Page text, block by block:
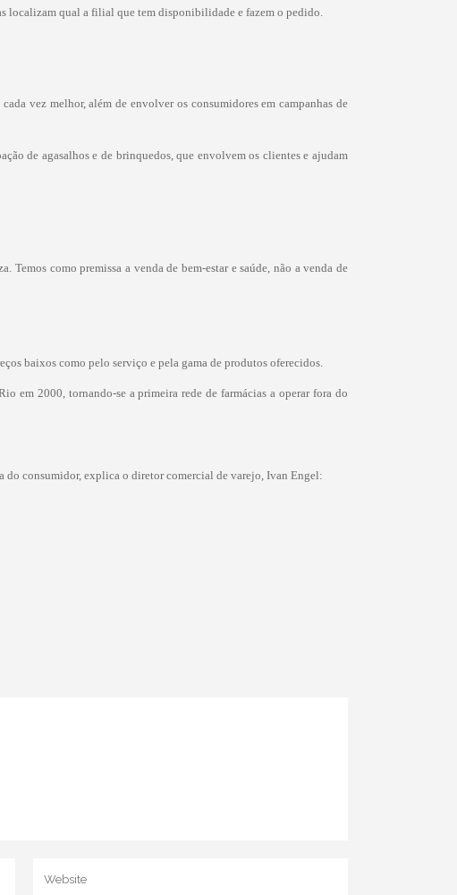
localizam qual a filial que tem disponibilidade e fazem o pedido.
vez melhor, além de envolver os consumidores em campanhas de
de agasalhos e de brinquedos, que envolvem os clientes e ajudam
Temos como premissa a venda de bem-estar e saúde, não a venda de
baixos como pelo serviço e pela gama de produtos oferecidos.
em 2000, tornando-se a primeira rede de farmácias a operar fora do
do consumidor, explica o diretor comercial de varejo, Ivan Engel: